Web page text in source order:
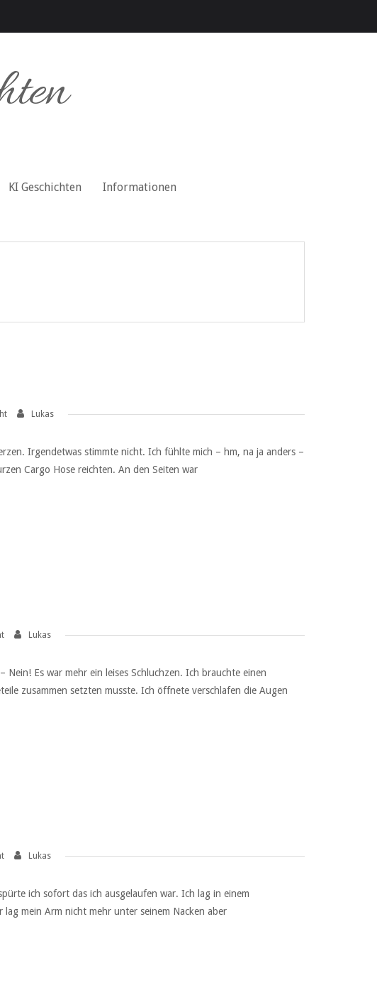
KI Geschichten Informationen
Lukas
Irgendetwas stimmte nicht. Ich fühlte mich – hm, na ja anders –
Cargo Hose reichten. An den Seiten war
Lukas
Es war mehr ein leises Schluchzen. Ich brauchte einen
zusammen setzten musste. Ich öffnete verschlafen die Augen
Lukas
ich sofort das ich ausgelaufen war. Ich lag in einem
mein Arm nicht mehr unter seinem Nacken aber